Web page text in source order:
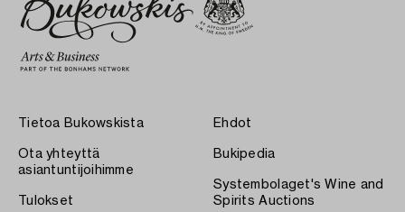
Tietoa Bukowskista
Ota yhteyttä
asiantuntijoihimme
Tulokset
Ehdot
Bukipedia
Systembolaget's Wine and
Spirits Auctions